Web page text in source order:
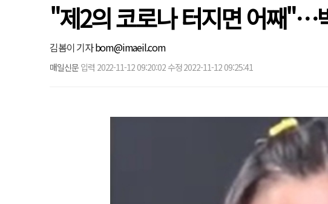
"제2의 코로나 터지면 어째"…
김봄이 기자bom@imaeil.com
매일신문 입력 2022-11-12 09:20:02 수정 2022-11-12 09:25:41